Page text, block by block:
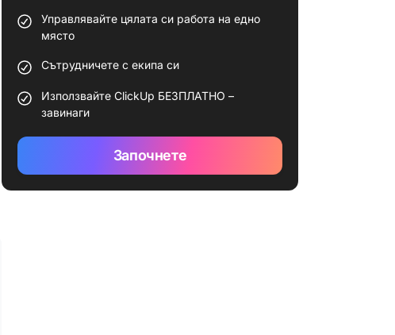
Управлявайте цялата си работа на едно
място
Сътрудничете с екипа си
Използвайте ClickUp БЕЗПЛАТНО –
завинаги
Започнете